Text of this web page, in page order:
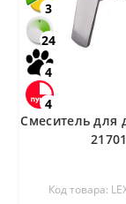
3
24
4
4
Смеситель для
Код товара: